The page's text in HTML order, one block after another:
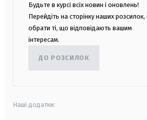
Будьте в курсі всіх новин і оновлень!
Перейдіть на сторінку наших
обрати ті, що відповідають вашим
інтересам.
ДО РОЗСИЛОК
Наші додатки: